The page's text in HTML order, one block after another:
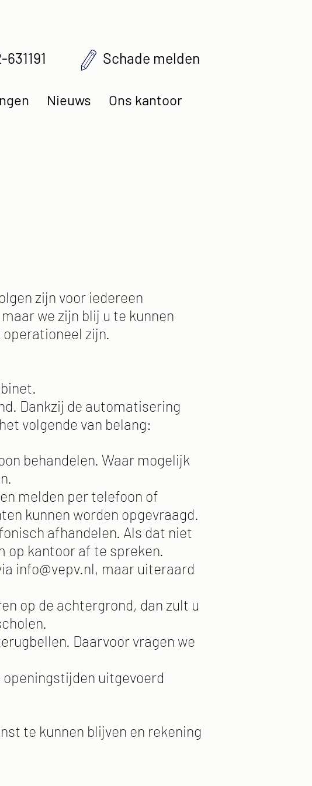
631191 Schade melden
zijn voor iedereen
we zijn blij u te kunnen
zijn.
Dankzij de automatisering
volgende van belang:
behandelen. Waar mogelijk
melden per telefoon of
kunnen worden opgevraagd.
afhandelen. Als dat niet
op kantoor af te spreken.
info@vepv.nl, maar uiteraard
op de achtergrond, dan zult u
Daarvoor vragen we
uitgevoerd
te kunnen blijven en rekening
Nieuws Ons kantoor